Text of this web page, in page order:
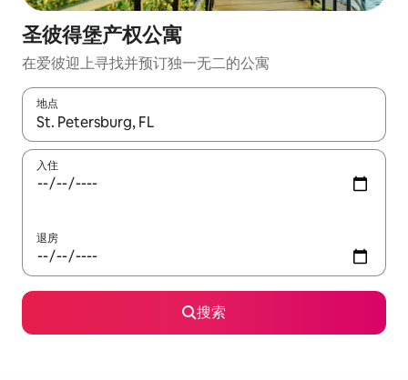
圣彼得堡产权公寓
在爱彼迎上寻找并预订独一无二的公寓
地点
如有搜索结果，请使用上下方向键查看，或通过点击或滑动手势
入住
退房
搜索